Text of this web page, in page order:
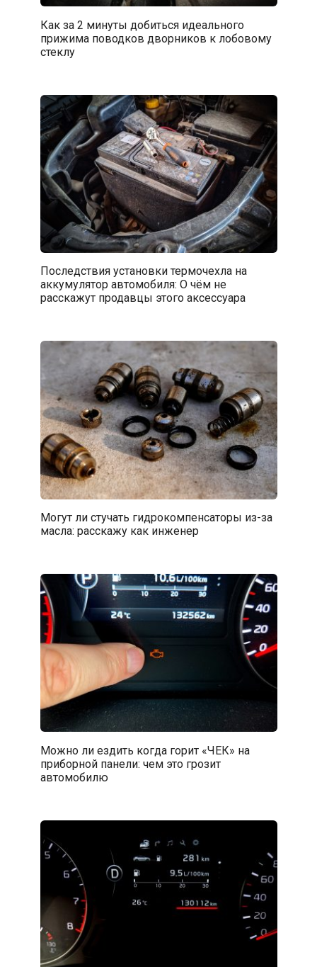
Как за 2 минуты добиться идеального
прижима поводков дворников к лобовому
стеклу
Последствия установки термочехла на
аккумулятор автомобиля: О чём не
расскажут продавцы этого аксессуара
Могут ли стучать гидрокомпенсаторы из-за
масла: расскажу как инженер
Можно ли ездить когда горит «ЧЕК» на
приборной панели: чем это грозит
автомобилю